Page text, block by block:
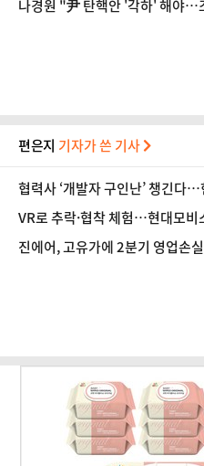
나경원 "尹 탄핵안 '각하' 해야…
편은지 기자가 쓴 기사
협력사 ‘개발자 구인난’ 챙긴다
VR로 추락·협착 체험…현대모비
진에어, 고유가에 2분기 영업